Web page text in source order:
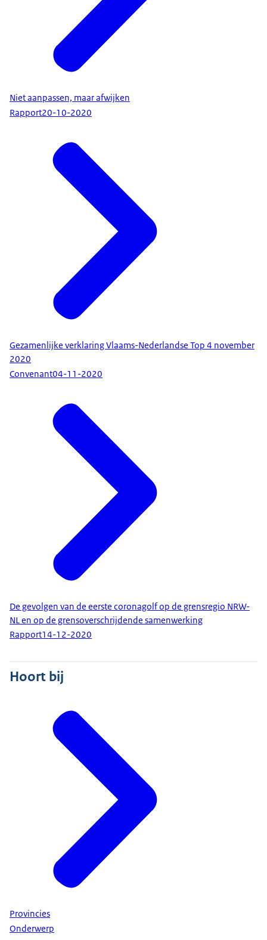
Niet aanpassen, maar afwijken
Rapport20-10-2020
Gezamenlijke verklaring Vlaams-Nederlandse Top 4 november
2020
Convenant04-11-2020
De gevolgen van de eerste coronagolf op de grensregio NRW-
NL en op de grensoverschrijdende samenwerking
Rapport14-12-2020
Hoort bij
Provincies
Onderwerp